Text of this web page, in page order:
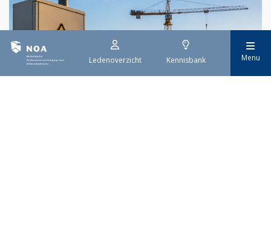
Ledenoverzicht Kennisbank Menu